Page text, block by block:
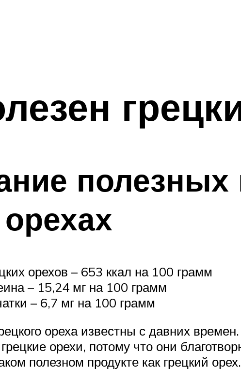
полезных
орехов – 653 ккал на 100 грамм
– 15,24 мг на 100 грамм
– 6,7 мг на 100 грамм
ореха известны с давних
орехи, потому что они
полезном продукте как грецкий орех.